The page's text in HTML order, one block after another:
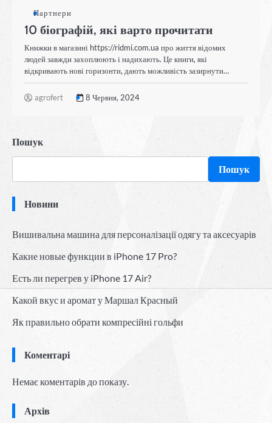
Партнери
10 біографій, які варто прочитати
Книжки в магазині https://ridmi.com.ua про життя відомих
людей завжди захоплюють і надихають. Це книги, які
відкривають нові горизонти, дають можливість зазирнути…
agrofert 8 Червня, 2024
Пошук
Пошук
Новини
Вишивальна машина для персоналізації одягу та аксесуарів
Какие новые функции в iPhone 17 Pro?
Есть ли перегрев у iPhone 17 Air?
Какой вкус и аромат у Маршал Красный
Як правильно обрати компресійні гольфи
Коментарі
Немає коментарів до показу.
Архів